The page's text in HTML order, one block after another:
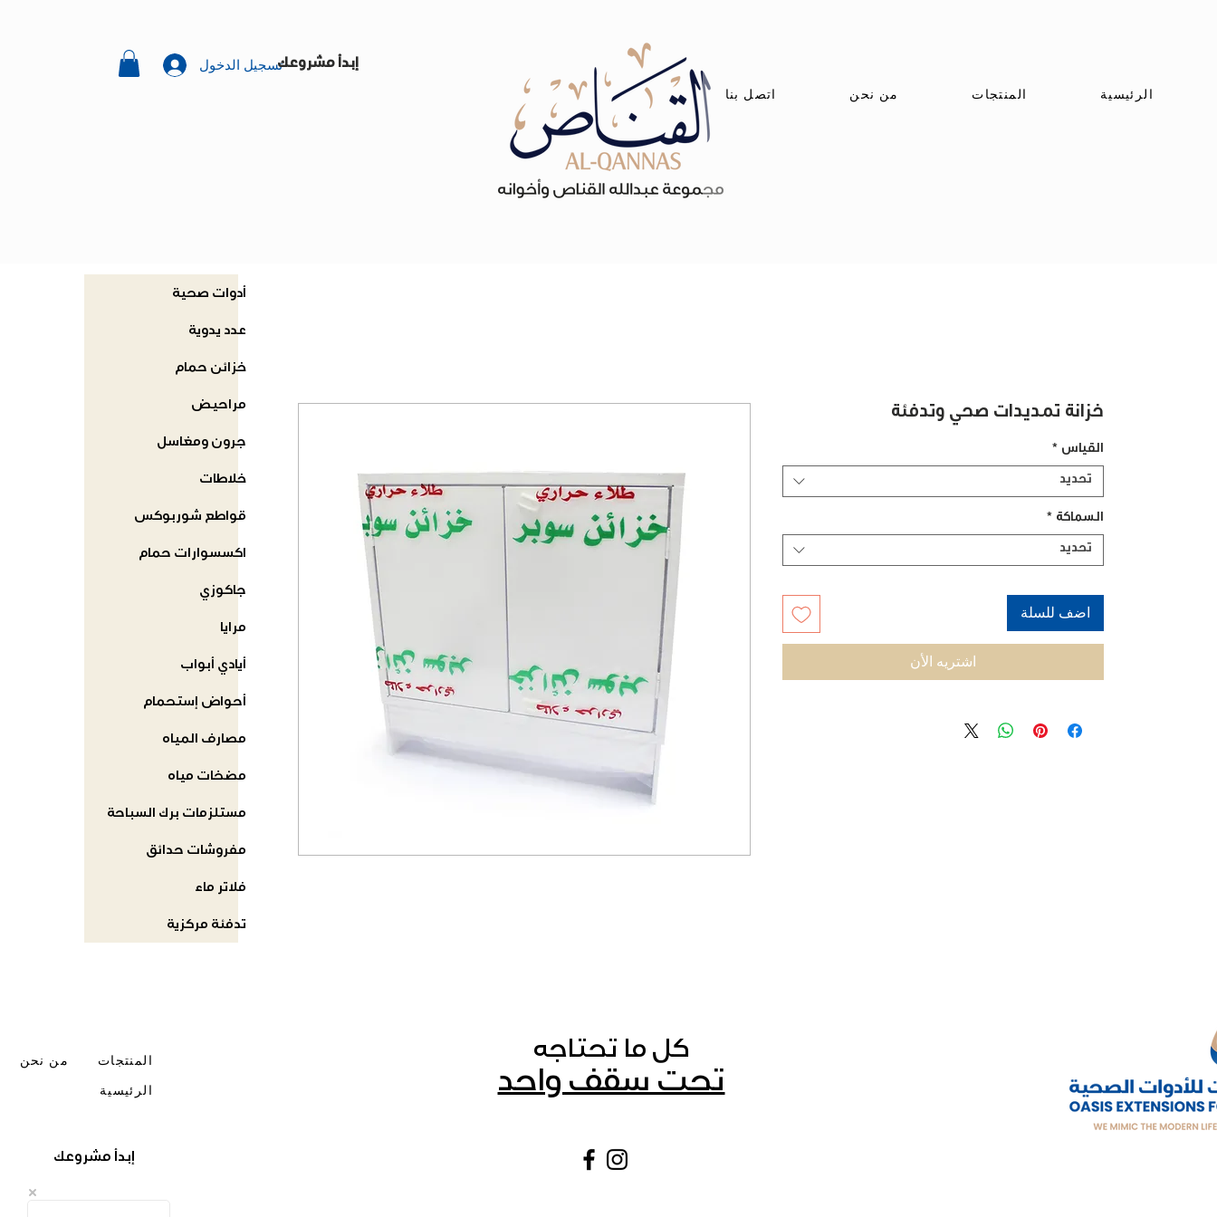
تسجيل الدخولإبدأ مشروعك
الرئيسية المنتجات من نحن اتصل بنا
أدوات صحية
عدد يدوية
خزائن حمام
مراحيض
جرون ومغاسل
خلاطات
قواطع شوربوكس
اكسسوارات حمام
جاكوزي
مرايا
أيادي أبواب
أحواض إستحمام
مصارف المياه
مضخات مياه
مستلزمات برك السباحة
مفروشات حدائق
فلاتر ماء
تدفئة مركزية
خزانة تمديدات صحي وتدفئة
القياس *
تحديد
السماكة *
تحديد
اضف للسلة
اشتريه الأن
إبدأ مشروعك
من نحن
المنتجات
الرئيسية
كل ما تحتاجه
تحت سقف واحد